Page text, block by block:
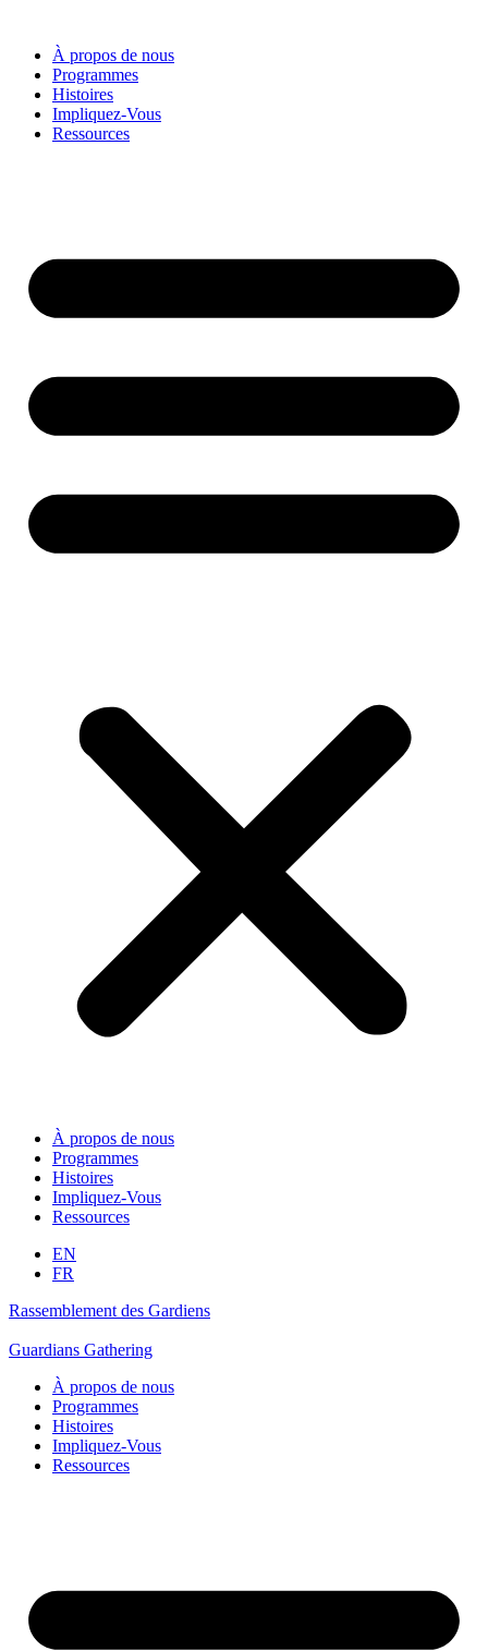
À propos de nous
Programmes
Histoires
Impliquez-Vous
Ressources
À propos de nous
Programmes
Histoires
Impliquez-Vous
Ressources
EN
FR
Rassemblement des Gardiens
Guardians Gathering
À propos de nous
Programmes
Histoires
Impliquez-Vous
Ressources